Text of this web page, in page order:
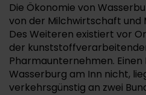
Die Ökonomie von
von der Milchwirtschaft und
Des Weiteren existiert vor
der
Pharmaunternehmen.
Wasserburg am Inn nicht,
verkehrsgünstig an zwei